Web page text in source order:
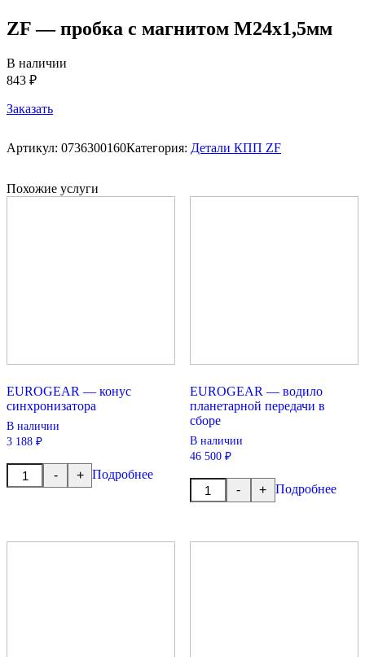
ZF — пробка с магнитом M24x1,5мм
В наличии
843 ₽
Заказать
Артикул: 0736300160Категория: Детали КПП ZF
Похожие услуги
EUROGEAR — конус
синхронизатора
В наличии
3 188 ₽
-
Количество
товара
+ Подробнее
EUROGEAR — водило
планетарной передачи в
сборе
В наличии
46 500 ₽
-
Количество
товара
+ Подробнее